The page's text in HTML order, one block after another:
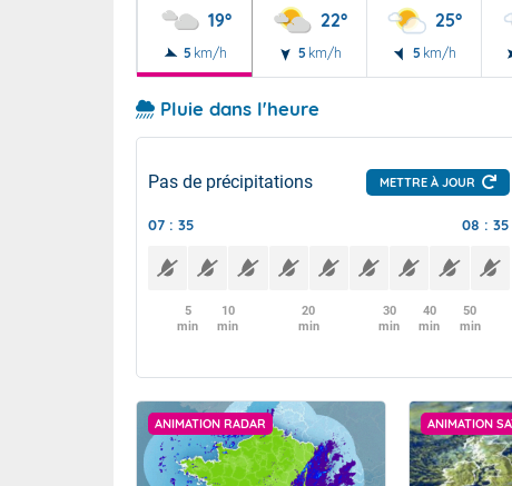
19°
5 km/h
22°
5 km/h
25°
5 km/h
Pluie dans l'heure
Pas de précipitations METTRE À JOUR
07 : 35 08 : 35
5
min
10
min
20
min
30
min
40
min
50
min
ANIMATION RADAR ANIMATION